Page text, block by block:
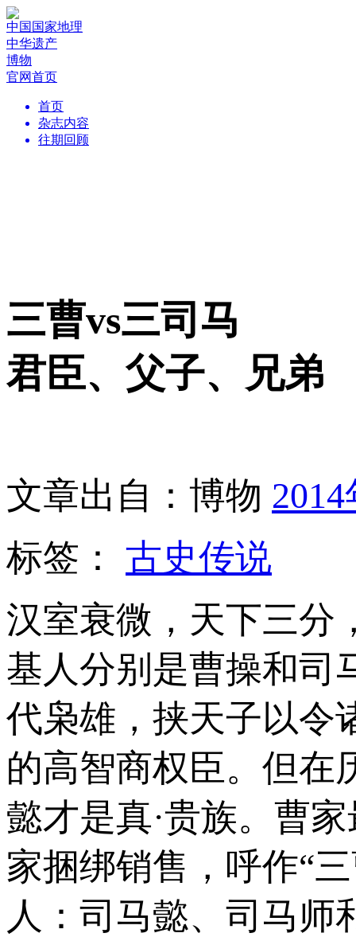
中国国家地理
中华遗产
博物
官网首页
首页
杂志内容
往期回顾
三曹vs三司马
君臣、父子、兄弟
文章出自：博物
标签： 古史传说
汉室衰微，天下三分
基人分别是曹操和司
代枭雄，挟天子以令
的高智商权臣。但在
懿才是真·贵族。曹
家捆绑销售，呼作“
人：司马懿、司马师